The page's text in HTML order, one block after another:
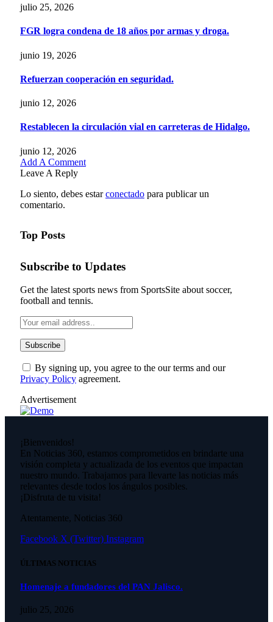
julio 25, 2026
FGR logra condena de 18 años por armas y droga.
junio 19, 2026
Refuerzan cooperación en seguridad.
junio 12, 2026
Restablecen la circulación vial en carreteras de Hidalgo.
junio 12, 2026
Add A Comment
Leave A Reply
Lo siento, debes estarconectado para publicar un
comentario.
Top Posts
Subscribe to Updates
Get the latest sports news from SportsSite about soccer,
football and tennis.
By signing up, you agree to the our terms and our
Privacy Policy agreement.
Advertisement
¡Bienvenidos!
En Noticias 360, estamos comprometidos en brindarte una
visión completa y actualizada de los eventos que impactan
nuestro mundo. Trabajamos para llevarte las noticias más
relevantes desde todos los ángulos posibles.
¡Disfruta de tu visita!
Atentamente, Noticias 360
Facebook X (Twitter) Instagram
ÚLTIMAS NOTICIAS
Homenaje a fundadores del PAN Jalisco.
julio 25, 2026